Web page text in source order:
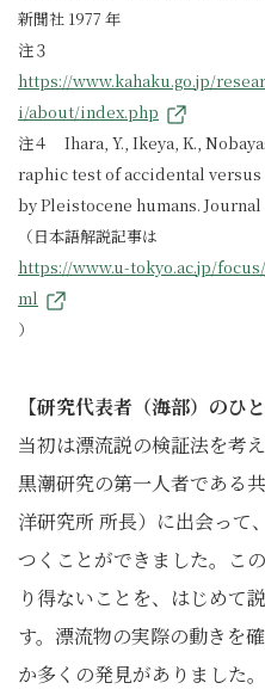
新聞社 1977 年
注３
https://www.kahaku.go.jp/
i/about/index.php
注４ Ihara, Y., Ikeya, K.,
raphic test of accidental
by Pleistocene humans.
（日本語解説記事は
https://www.u-tokyo.ac.jp/
ml
）
【研究代表者（海部）のひと
当初は漂流説の検証法を考
黒潮研究の第一人者である
洋研究所 所長）に出会って
つくことができました。こ
り得ないことを、はじめて
す。漂流物の実際の動きを
か多くの発見がありました。